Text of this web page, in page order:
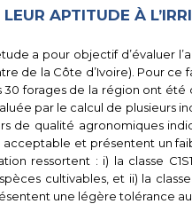
LEUR APTITUDE À
a pour objectif d’évaluer
de la Côte d’Ivoire). Pour ce
30 forages de la région ont
par le calcul de plusieurs
de qualité agronomiques
et présentent un
ressortent : i) la classe
cultivables, et ii) la
une légère tolérance au